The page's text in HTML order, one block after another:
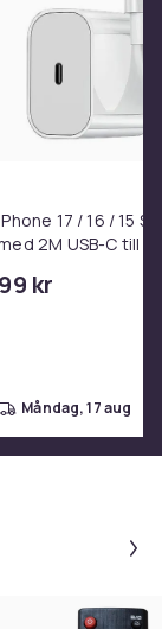
skydd
på
för enkel
Laddare
17 / 16 / 15
2M USB-C till
99 kr
måndag, 17 aug